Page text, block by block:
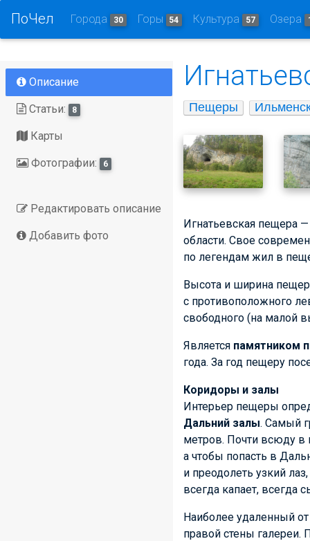
ПоЧел Города 30 Горы 54 Культура 57 Озера
Описание
Статьи: 8
Карты
Фотографии: 6
Редактировать описание
Добавить фото
Пещеры
Игнатьевская пещера
области. Свое
по легендам жил в
Высота и ширина
с противоположного
свободного (на малой
Является памятником
года. За год пещеру
Коридоры и залы
Интерьер пещеры
Дальний залы. Самый
метров. Почти всюду в
а чтобы попасть в
и преодолеть узкий
всегда капает, всегда
Наиболее удаленный
правой стены